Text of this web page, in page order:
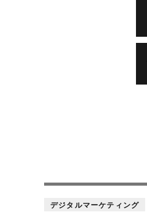
デジタルマーケティング